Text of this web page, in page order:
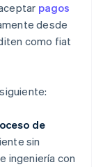
pagos
desde
como fiat
de
sin
ingeniería con